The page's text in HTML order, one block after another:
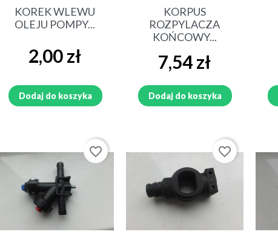
Szybki podgląd
KOREK WLEWU
OLEJU POMPY...
Cena
2,00 zł
Dodaj do koszyka
Szybki podgląd
KORPUS
ROZPYLACZA
KOŃCOWY...
Cena
7,54 zł
Dodaj do koszyka
favorite_border favorite_border